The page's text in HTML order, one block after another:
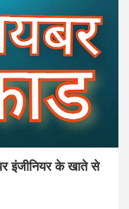
इंजीनियर के खाते से